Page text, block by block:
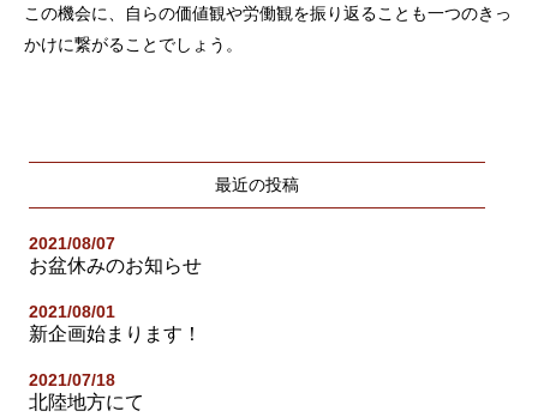
この機会に、自らの価値観や労働観を振り返ることも一つのきっ
かけに繋がることでしょう。
最近の投稿
2021/08/07
お盆休みのお知らせ
2021/08/01
新企画始まります！
2021/07/18
北陸地方にて